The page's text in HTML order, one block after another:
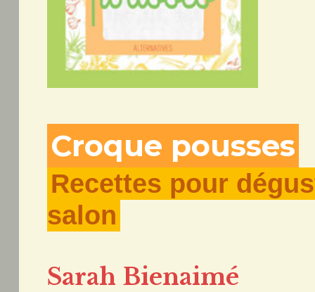
Croque pousses
Recettes pour
salon
Sarah Bienaimé